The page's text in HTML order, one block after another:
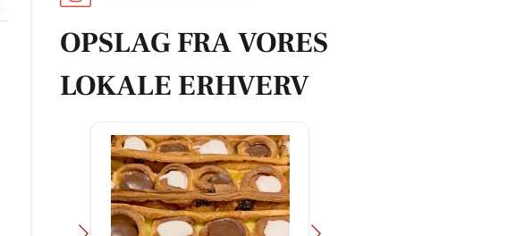
OPSLAG FRA VORES
LOKALE ERHVERV